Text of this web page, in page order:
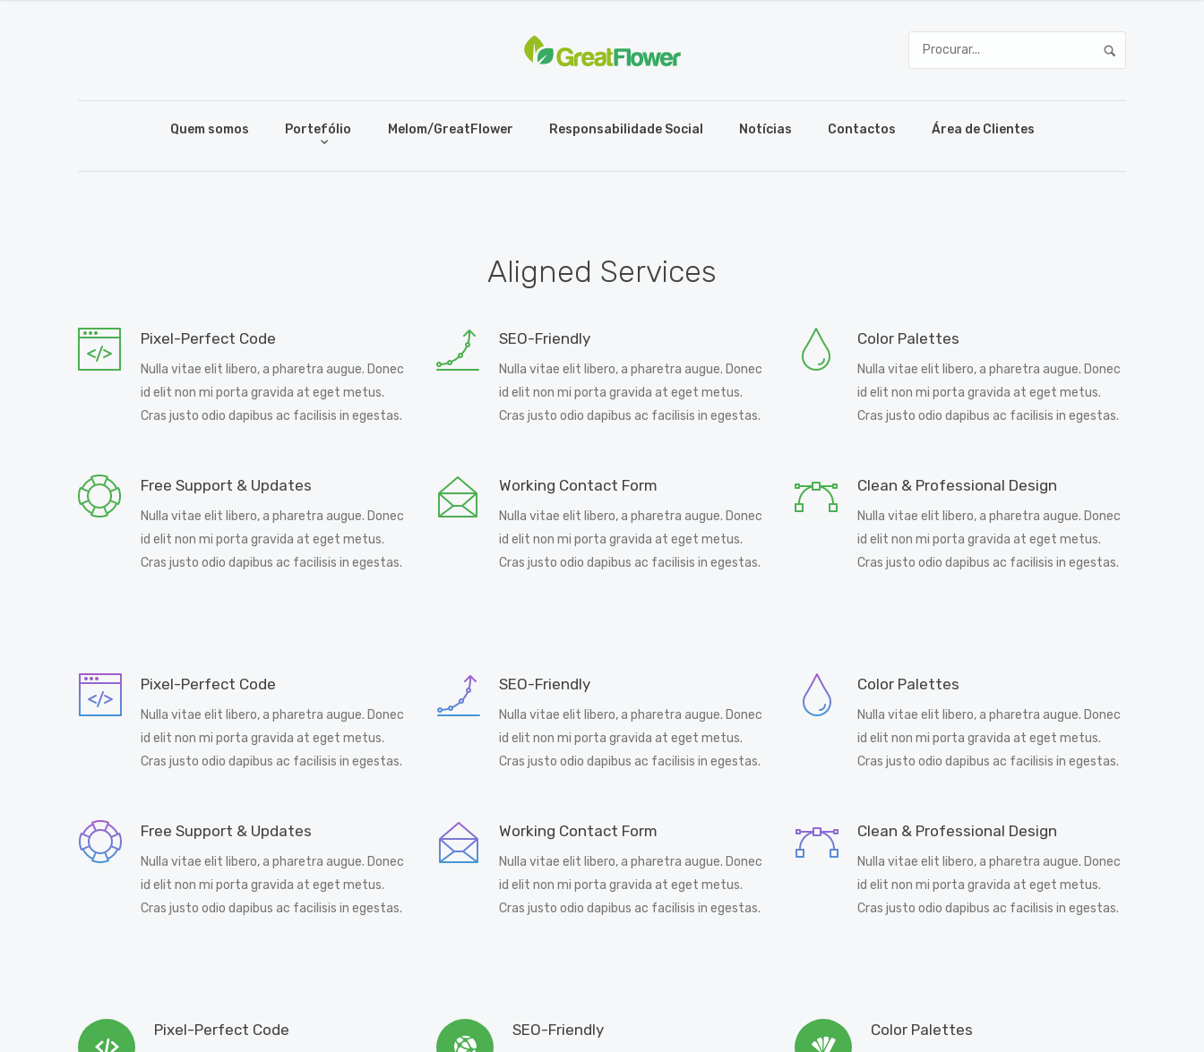
Quem somos Portefólio Melom/GreatFlower Responsabilidade Social Notícias Contactos Área de Clientes
Aligned Services
Pixel-Perfect Code
Nulla vitae elit libero, a pharetra augue. Donec
id elit non mi porta gravida at eget metus.
Cras justo odio dapibus ac facilisis in egestas.
Free Support & Updates
Nulla vitae elit libero, a pharetra augue. Donec
id elit non mi porta gravida at eget metus.
Cras justo odio dapibus ac facilisis in egestas.
SEO-Friendly
Nulla vitae elit libero, a pharetra augue. Donec
id elit non mi porta gravida at eget metus.
Cras justo odio dapibus ac facilisis in egestas.
Working Contact Form
Nulla vitae elit libero, a pharetra augue. Donec
id elit non mi porta gravida at eget metus.
Cras justo odio dapibus ac facilisis in egestas.
Color Palettes
Nulla vitae elit libero, a pharetra augue. Donec
id elit non mi porta gravida at eget metus.
Cras justo odio dapibus ac facilisis in egestas.
Clean & Professional Design
Nulla vitae elit libero, a pharetra augue. Donec
id elit non mi porta gravida at eget metus.
Cras justo odio dapibus ac facilisis in egestas.
Pixel-Perfect Code
Nulla vitae elit libero, a pharetra augue. Donec
id elit non mi porta gravida at eget metus.
Cras justo odio dapibus ac facilisis in egestas.
Free Support & Updates
Nulla vitae elit libero, a pharetra augue. Donec
id elit non mi porta gravida at eget metus.
Cras justo odio dapibus ac facilisis in egestas.
SEO-Friendly
Nulla vitae elit libero, a pharetra augue. Donec
id elit non mi porta gravida at eget metus.
Cras justo odio dapibus ac facilisis in egestas.
Working Contact Form
Nulla vitae elit libero, a pharetra augue. Donec
id elit non mi porta gravida at eget metus.
Cras justo odio dapibus ac facilisis in egestas.
Color Palettes
Nulla vitae elit libero, a pharetra augue. Donec
id elit non mi porta gravida at eget metus.
Cras justo odio dapibus ac facilisis in egestas.
Clean & Professional Design
Nulla vitae elit libero, a pharetra augue. Donec
id elit non mi porta gravida at eget metus.
Cras justo odio dapibus ac facilisis in egestas.
Pixel-Perfect Code SEO-Friendly Color Palettes